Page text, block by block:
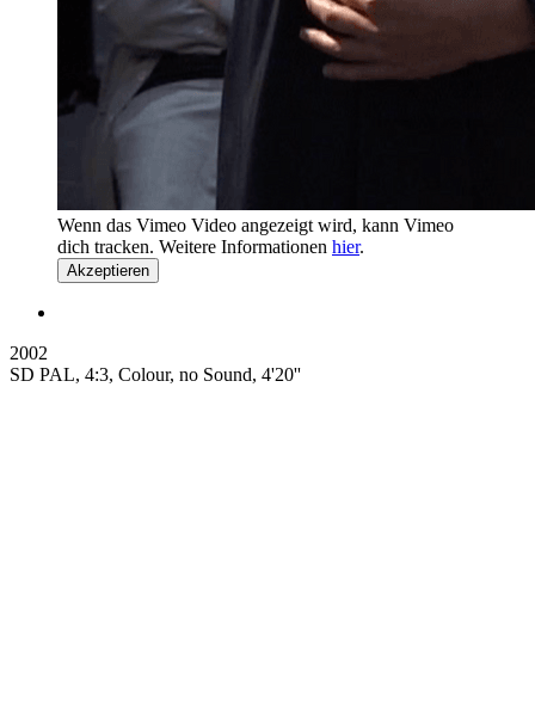
Wenn das Vimeo Video angezeigt wird, kann Vimeo
dich tracken. Weitere Informationen hier.
Akzeptieren
2002
SD PAL, 4:3, Colour, no Sound, 4'20''